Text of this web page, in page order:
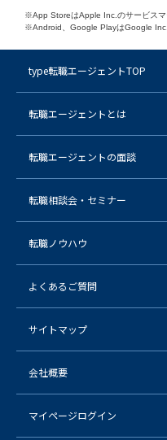
※App StoreはApple Inc.のサービスマ
※Android、Google PlayはGoogle Inc.
type転職エージェントTOP
転職エージェントとは
転職エージェントの面談
転職相談会・セミナー
転職ノウハウ
よくあるご質問
サイトマップ
会社概要
マイページログイン